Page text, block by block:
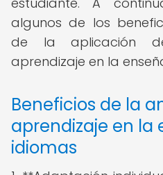
algunos de los
de la aplicación
aprendizaje en la
Beneficios de la
aprendizaje en la
idiomas